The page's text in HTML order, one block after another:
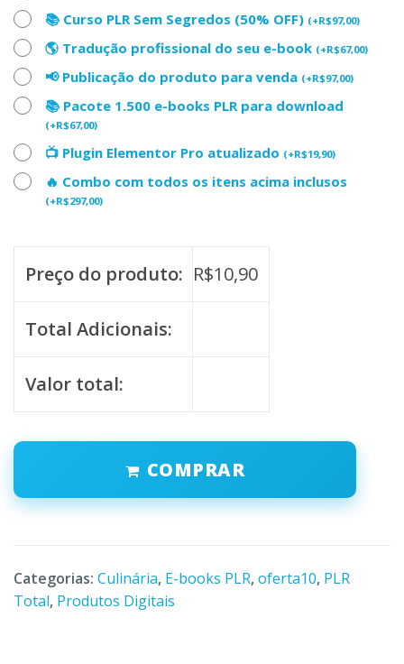
📚 Curso PLR Sem Segredos (50% OFF) (+R$97,00)
🌎 Tradução profissional do seu e-book (+R$67,00)
📢 Publicação do produto para venda (+R$97,00)
📚 Pacote 1.500 e-books PLR para download
(+R$67,00)
📺 Plugin Elementor Pro atualizado (+R$19,90)
🔥 Combo com todos os itens acima inclusos
(+R$297,00)
Preço do produto: R$10,90
Total Adicionais:
Valor total:
COMPRAR
Categorias: Culinária, E-books PLR,oferta10, PLR
Total, Produtos Digitais